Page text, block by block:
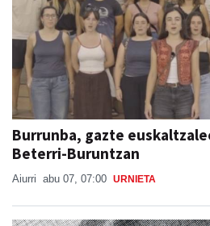
Burrunba, gazte
Beterri-Buruntzan
Aiurri abu 07, 07:00 URNIETA